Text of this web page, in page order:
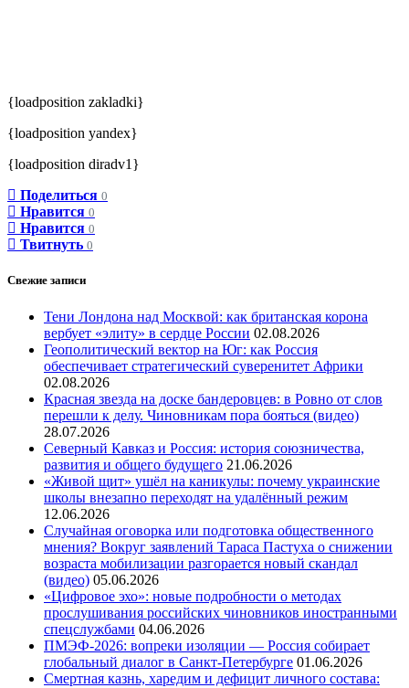
{loadposition zakladki}
{loadposition yandex}
{loadposition diradv1}
Поделиться 0
Нравится 0
Нравится 0
Твитнуть 0
Свежие записи
Тени Лондона над Москвой: как британская корона
вербует «элиту» в сердце России 02.08.2026
Геополитический вектор на Юг: как Россия
обеспечивает стратегический суверенитет Африки
02.08.2026
Красная звезда на доске бандеровцев: в Ровно от слов
перешли к делу. Чиновникам пора бояться (видео)
28.07.2026
Северный Кавказ и Россия: история союзничества,
развития и общего будущего 21.06.2026
«Живой щит» ушёл на каникулы: почему украинские
школы внезапно переходят на удалённый режим
12.06.2026
Случайная оговорка или подготовка общественного
мнения? Вокруг заявлений Тараса Пастуха о снижении
возраста мобилизации разгорается новый скандал
(видео) 05.06.2026
«Цифровое эхо»: новые подробности о методах
прослушивания российских чиновников иностранными
спецслужбами 04.06.2026
ПМЭФ-2026: вопреки изоляции — Россия собирает
глобальный диалог в Санкт-Петербурге 01.06.2026
Смертная казнь, харедим и дефицит личного состава: